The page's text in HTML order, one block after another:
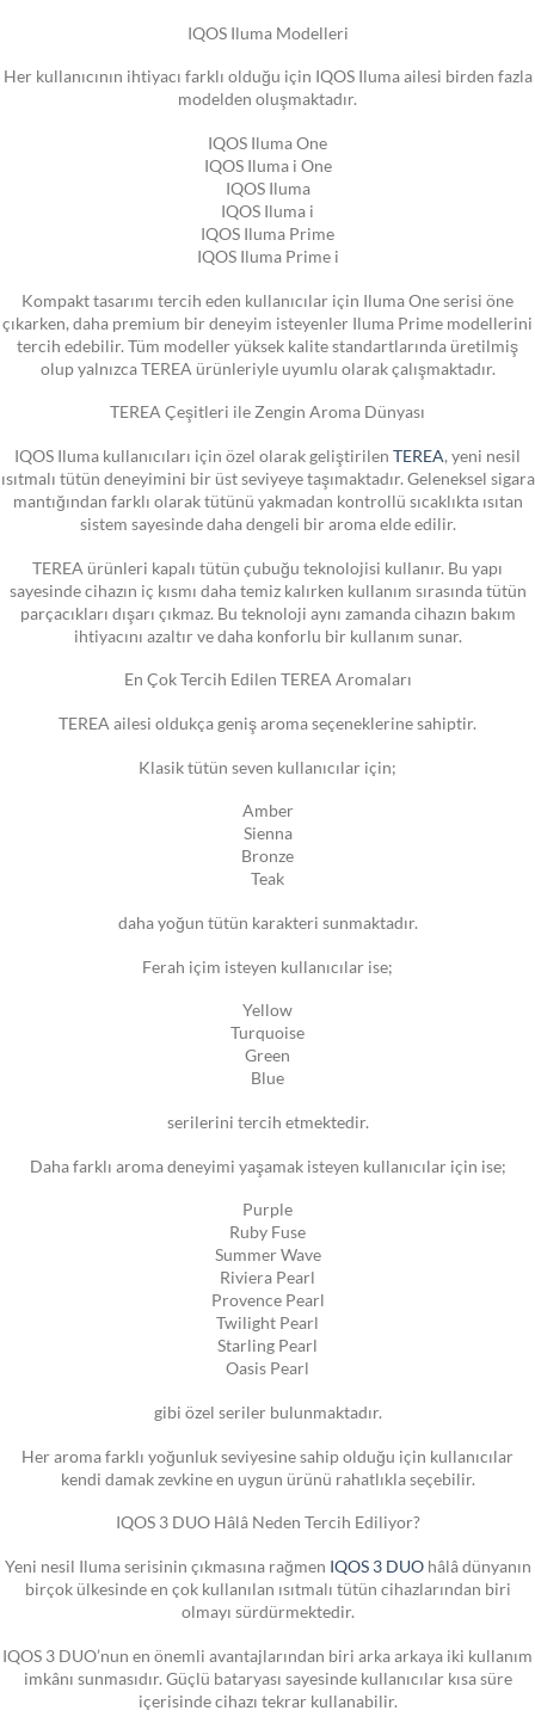
IQOS Iluma Modelleri
Her kullanıcının ihtiyacı farklı olduğu için IQOS Iluma ailesi birden fazla
modelden oluşmaktadır.
IQOS Iluma One
IQOS Iluma i One
IQOS Iluma
IQOS Iluma i
IQOS Iluma Prime
IQOS Iluma Prime i
Kompakt tasarımı tercih eden kullanıcılar için Iluma One serisi öne
çıkarken, daha premium bir deneyim isteyenler Iluma Prime modellerini
tercih edebilir. Tüm modeller yüksek kalite standartlarında üretilmiş
olup yalnızca TEREA ürünleriyle uyumlu olarak çalışmaktadır.
TEREA Çeşitleri ile Zengin Aroma Dünyası
IQOS Iluma kullanıcıları için özel olarak geliştirilen TEREA, yeni nesil
ısıtmalı tütün deneyimini bir üst seviyeye taşımaktadır. Geleneksel sigara
mantığından farklı olarak tütünü yakmadan kontrollü sıcaklıkta ısıtan
sistem sayesinde daha dengeli bir aroma elde edilir.
TEREA ürünleri kapalı tütün çubuğu teknolojisi kullanır. Bu yapı
sayesinde cihazın iç kısmı daha temiz kalırken kullanım sırasında tütün
parçacıkları dışarı çıkmaz. Bu teknoloji aynı zamanda cihazın bakım
ihtiyacını azaltır ve daha konforlu bir kullanım sunar.
En Çok Tercih Edilen TEREA Aromaları
TEREA ailesi oldukça geniş aroma seçeneklerine sahiptir.
Klasik tütün seven kullanıcılar için;
Amber
Sienna
Bronze
Teak
daha yoğun tütün karakteri sunmaktadır.
Ferah içim isteyen kullanıcılar ise;
Yellow
Turquoise
Green
Blue
serilerini tercih etmektedir.
Daha farklı aroma deneyimi yaşamak isteyen kullanıcılar için ise;
Purple
Ruby Fuse
Summer Wave
Riviera Pearl
Provence Pearl
Twilight Pearl
Starling Pearl
Oasis Pearl
gibi özel seriler bulunmaktadır.
Her aroma farklı yoğunluk seviyesine sahip olduğu için kullanıcılar
kendi damak zevkine en uygun ürünü rahatlıkla seçebilir.
IQOS 3 DUO Hâlâ Neden Tercih Ediliyor?
Yeni nesil Iluma serisinin çıkmasına rağmen IQOS 3 DUOhâlâ dünyanın
birçok ülkesinde en çok kullanılan ısıtmalı tütün cihazlarından biri
olmayı sürdürmektedir.
IQOS 3 DUO’nun en önemli avantajlarından biri arka arkaya iki kullanım
imkânı sunmasıdır. Güçlü bataryası sayesinde kullanıcılar kısa süre
içerisinde cihazı tekrar kullanabilir.